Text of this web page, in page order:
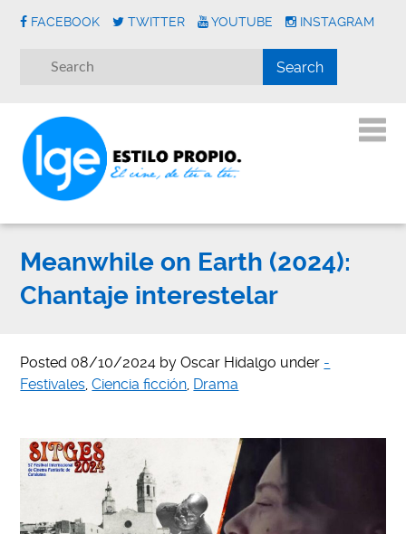
FACEBOOK TWITTER YOUTUBE INSTAGRAM
Meanwhile on Earth (2024):
Chantaje interestelar
Posted 08/10/2024 byOscar Hidalgo under -
Festivales,Ciencia ficción, Drama